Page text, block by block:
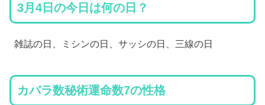
3月4日の今日は何の日？
雑誌の日、ミシンの日、サッシの日、三線の日
カバラ数秘術運命数7の性格